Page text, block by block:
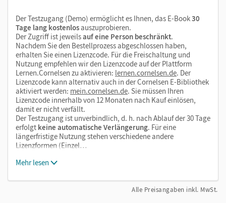
Der Testzugang (Demo) ermöglicht es Ihnen, das E-Book30
Tage lang kostenlosauszuprobieren.
Der Zugriff ist jeweilsauf eine Person beschränkt.
Nachdem Sie den Bestellprozess abgeschlossen haben,
erhalten Sie einen Lizenzcode. Für die Freischaltung und
Nutzung empfehlen wir den Lizenzcode auf der Plattform
Lernen.Cornelsen zu aktivieren: lernen.cornelsen.de. Der
Lizenzcode kann alternativ auch in der Cornelsen E-Bibliothek
aktiviert werden: mein.cornelsen.de. Sie müssen Ihren
Lizenzcode innerhalb von 12 Monaten nach Kauf einlösen,
damit er nicht verfällt.
Der Testzugang ist unverbindlich, d. h. nach Ablauf der 30 Tage
erfolgt keine automatische Verlängerung. Für eine
längerfristige Nutzung stehen verschiedene andere
Lizenzformen (Einzel…
Mehr lesen
Alle Preisangaben inkl. MwSt.